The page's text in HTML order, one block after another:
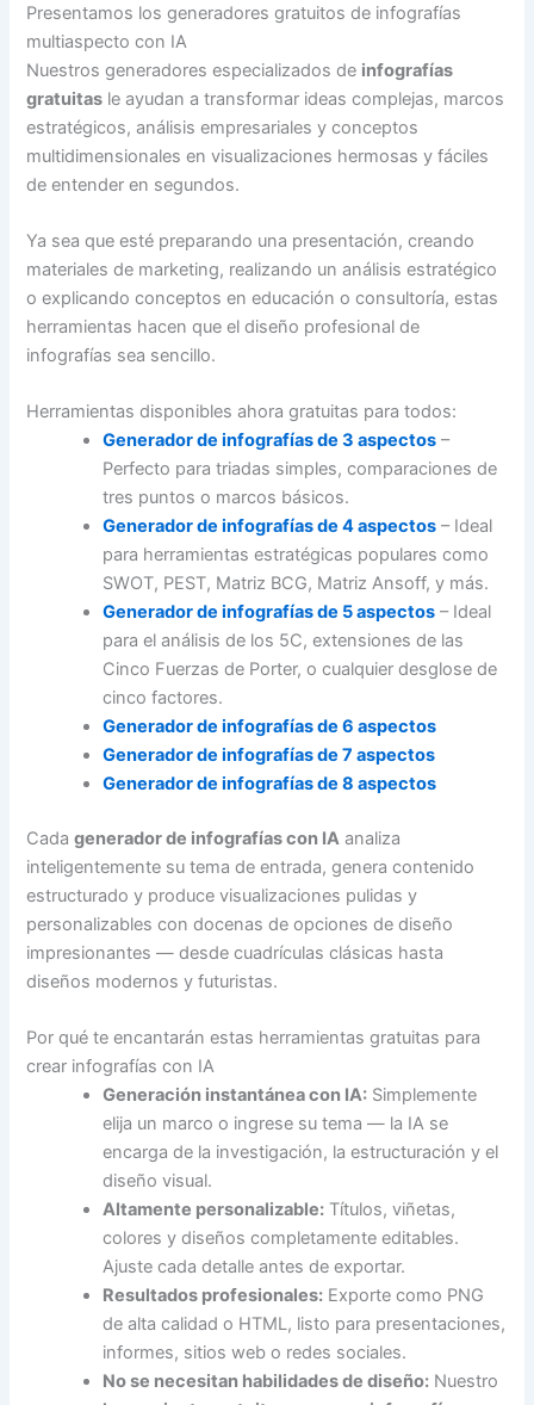
Presentamos los generadores gratuitos de infografías
multiaspecto con IA
Nuestros generadores especializados de infografías
gratuitas le ayudan a transformar ideas complejas, marcos
estratégicos, análisis empresariales y conceptos
multidimensionales en visualizaciones hermosas y fáciles
de entender en segundos.
Ya sea que esté preparando una presentación, creando
materiales de marketing, realizando un análisis estratégico
o explicando conceptos en educación o consultoría, estas
herramientas hacen que el diseño profesional de
infografías sea sencillo.
Herramientas disponibles ahora gratuitas para todos:
Generador de infografías de 3 aspectos –
Perfecto para triadas simples, comparaciones de
tres puntos o marcos básicos.
Generador de infografías de 4 aspectos – Ideal
para herramientas estratégicas populares como
SWOT, PEST, Matriz BCG, Matriz Ansoff, y más.
Generador de infografías de 5 aspectos – Ideal
para el análisis de los 5C, extensiones de las
Cinco Fuerzas de Porter, o cualquier desglose de
cinco factores.
Generador de infografías de 6 aspectos
Generador de infografías de 7 aspectos
Generador de infografías de 8 aspectos
Cadagenerador de infografías con IA analiza
inteligentemente su tema de entrada, genera contenido
estructurado y produce visualizaciones pulidas y
personalizables con docenas de opciones de diseño
impresionantes — desde cuadrículas clásicas hasta
diseños modernos y futuristas.
Por qué te encantarán estas herramientas gratuitas para
crear infografías con IA
Generación instantánea con IA: Simplemente
elija un marco o ingrese su tema — la IA se
encarga de la investigación, la estructuración y el
diseño visual.
Altamente personalizable: Títulos, viñetas,
colores y diseños completamente editables.
Ajuste cada detalle antes de exportar.
Resultados profesionales: Exporte como PNG
de alta calidad o HTML, listo para presentaciones,
informes, sitios web o redes sociales.
No se necesitan habilidades de diseño: Nuestro